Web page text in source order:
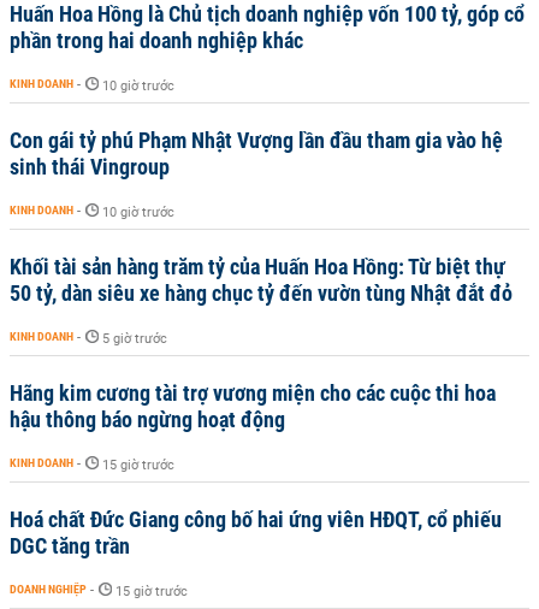
Huấn Hoa Hồng là Chủ tịch doanh nghiệp vốn 100 tỷ, góp cổ
phần trong hai doanh nghiệp khác
KINH DOANH - 10 giờ trước
Con gái tỷ phú Phạm Nhật Vượng lần đầu tham gia vào hệ
sinh thái Vingroup
KINH DOANH - 10 giờ trước
Khối tài sản hàng trăm tỷ của Huấn Hoa Hồng: Từ biệt thự
50 tỷ, dàn siêu xe hàng chục tỷ đến vườn tùng Nhật đắt đỏ
KINH DOANH - 5 giờ trước
Hãng kim cương tài trợ vương miện cho các cuộc thi hoa
hậu thông báo ngừng hoạt động
KINH DOANH - 15 giờ trước
Hoá chất Đức Giang công bố hai ứng viên HĐQT, cổ phiếu
DGC tăng trần
DOANH NGHIỆP - 15 giờ trước